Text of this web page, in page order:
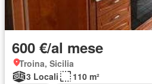
600 €/al mese
Troina, Sicilia
3 Locali
110 m²